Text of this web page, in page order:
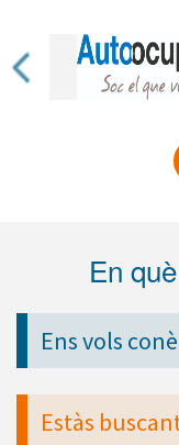
En
Ens vols
Estàs